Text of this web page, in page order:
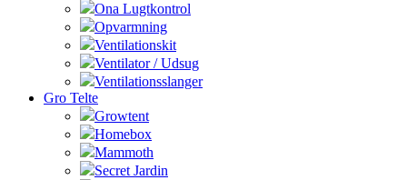
Ona Lugtkontrol
Opvarmning
Ventilationskit
Ventilator / Udsug
Ventilationsslanger
Gro Telte
Growtent
Homebox
Mammoth
Secret Jardin